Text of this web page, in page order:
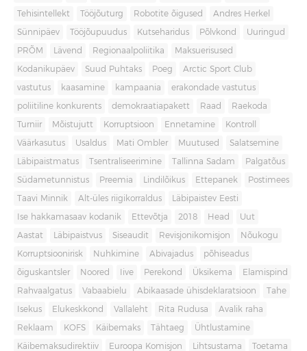
Tehisintellekt Tööjõuturg Robotite õigused Andres Herkel
Sünnipäev Tööjõupuudus Kutseharidus Põlvkond Uuringud
PRÕM Lävend Regionaalpoliitika Maksuerisused
Kodanikupäev Suud Puhtaks Poeg Arctic Sport Club
vastutus kaasamine kampaania erakondade vastutus
poliitiline konkurents demokraatiapakett Raad Raekoda
Turniir Mõistujutt Korruptsioon Ennetamine Kontroll
Väärkasutus Usaldus Mati Ombler Muutused Salatsemine
Läbipaistmatus Tsentraliseerimine Tallinna Sadam Palgatõus
Südametunnistus Preemia Lindilõikus Ettepanek Postimees
Taavi Minnik Alt-üles riigikorraldus Läbipaistev Eesti
Ise hakkamasaav kodanik Ettevõtja 2018 Head Uut
Aastat Läbipaistvus Siseaudit Revisjonikomisjon Nõukogu
Korruptsioonirisk Nuhkimine Abivajadus põhiseadus
õiguskantsler Noored Iive Perekond Üksikema Elamispind
Rahvaalgatus Vabaabielu Abikaasade ühisdeklaratsioon Tahe
Isekus Elukeskkond Vallaleht Rita Rudusa Avalik raha
Reklaam KOFS Käibemaks Tähtaeg Ühtlustamine
Käibemaksudirektiiv Euroopa Komisjon Lihtsustama Toetama